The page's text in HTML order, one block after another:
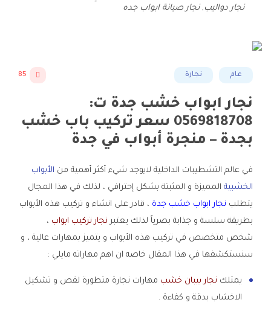
نجار دواليب ,نجار صيانة ابواب جده
عام نجارة 85
نجار ابواب خشب جدة ت:
0569818708 سعر تركيب باب خشب
بجدة – منجرة أبواب في جدة
في عالم التشطيبات الداخلية لايوجد شيء أكثر أهمية من الأبواب
الخشبية المميزة و المثبتة بشكل إحترافي ، لذلك في هذا المجال
يتطلب نجار ابواب خشب جدة ، قادر على انشاء و تركيب هذه الأبواب
بطريقة سلسة و جذابة بصرياً لذلك يعتبر نجار تركيب ابواب ،
شخص متخصص في تركيب هذه الأبواب و يتميز بمهارات عالية ، و
سنستكشفها في هذا المقال خاصه ان اهم مهاراته مايلي :
يمتلك نجار بيبان خشب مهارات نجارة متطورة لقص و تشكيل
الاخشاب بدقة و كفاءة .